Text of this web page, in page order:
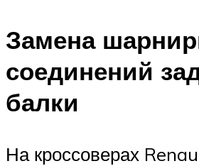
Замена
соединений
балки
На кроссоверах